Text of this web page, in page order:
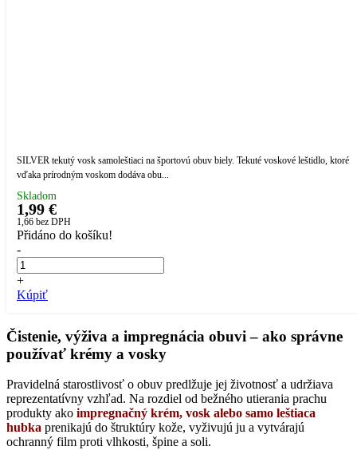
SILVER tekutý vosk samoleštiaci na športovú obuv biely. Tekuté voskové leštidlo, ktoré
vďaka prírodným voskom dodáva obu...
Skladom
1,99 €
1,66 bez DPH
Přidáno do košíku!
-
+
Kúpiť
Čistenie, výživa a impregnácia obuvi – ako správne
používať krémy a vosky
Pravidelná starostlivosť o obuv predlžuje jej životnosť a udržiava
reprezentatívny vzhľad. Na rozdiel od bežného utierania prachu
produkty ako impregnačný krém, vosk alebo samo leštiaca
hubka prenikajú do štruktúry kože, vyživujú ju a vytvárajú
ochranný film proti vlhkosti, špine a soli.